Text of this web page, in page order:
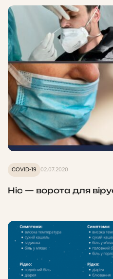
COVID-19 02.07.2020
Ніс — ворота для